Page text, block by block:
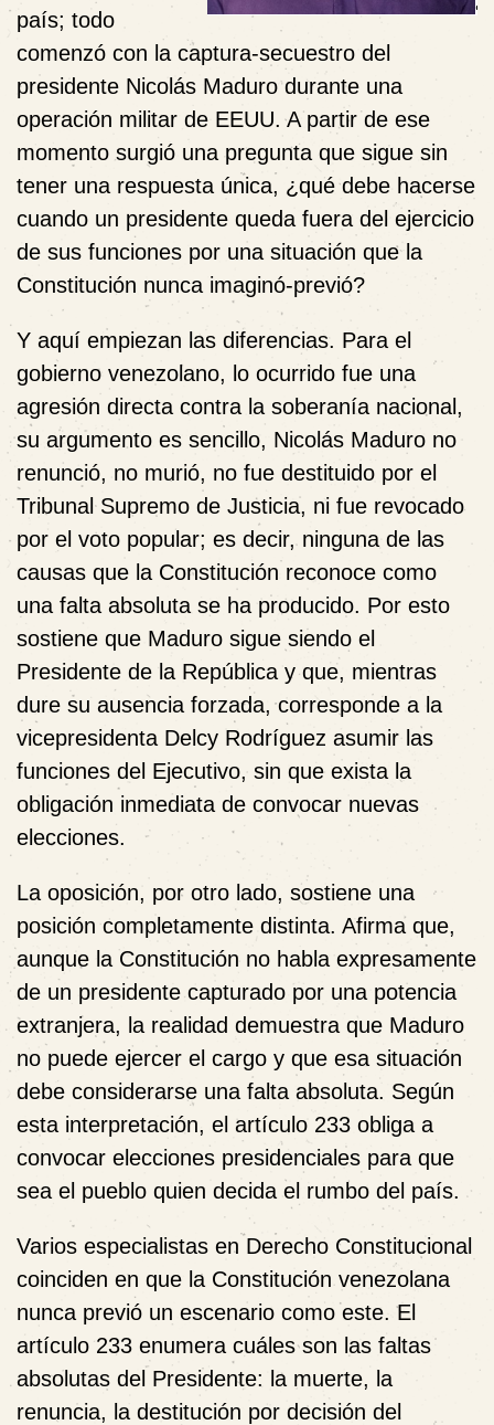
país; todo
comenzó con la captura-secuestro del
presidente Nicolás Maduro durante una
operación militar de EEUU. A partir de ese
momento surgió una pregunta que sigue sin
tener una respuesta única, ¿qué debe hacerse
cuando un presidente queda fuera del ejercicio
de sus funciones por una situación que la
Constitución nunca imaginó-previó?
Y aquí empiezan las diferencias. Para el
gobierno venezolano, lo ocurrido fue una
agresión directa contra la soberanía nacional,
su argumento es sencillo, Nicolás Maduro no
renunció, no murió, no fue destituido por el
Tribunal Supremo de Justicia, ni fue revocado
por el voto popular; es decir, ninguna de las
causas que la Constitución reconoce como
una falta absoluta se ha producido. Por esto
sostiene que Maduro sigue siendo el
Presidente de la República y que, mientras
dure su ausencia forzada, corresponde a la
vicepresidenta Delcy Rodríguez asumir las
funciones del Ejecutivo, sin que exista la
obligación inmediata de convocar nuevas
elecciones.
La oposición, por otro lado, sostiene una
posición completamente distinta. Afirma que,
aunque la Constitución no habla expresamente
de un presidente capturado por una potencia
extranjera, la realidad demuestra que Maduro
no puede ejercer el cargo y que esa situación
debe considerarse una falta absoluta. Según
esta interpretación, el artículo 233 obliga a
convocar elecciones presidenciales para que
sea el pueblo quien decida el rumbo del país.
Varios especialistas en Derecho Constitucional
coinciden en que la Constitución venezolana
nunca previó un escenario como este. El
artículo 233 enumera cuáles son las faltas
absolutas del Presidente: la muerte, la
renuncia, la destitución por decisión del